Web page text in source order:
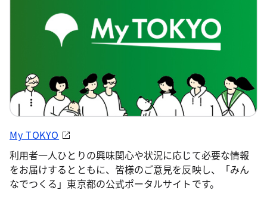
My TOKYO
利用者一人ひとりの興味関心や状況に応じて必要な情報
をお届けするとともに、皆様のご意見を反映し、「みん
なでつくる」東京都の公式ポータルサイトです。